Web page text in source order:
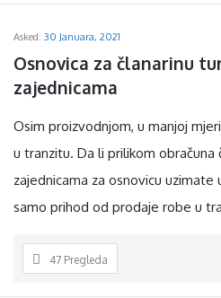
Asked: 30 Januara, 2021
Osnovica za članarinu
zajednicama
Osim proizvodnjom, u manjoj
u tranzitu. Da li prilikom obračuna
zajednicama za osnovicu
samo prihod od prodaje robe u
47 Pregleda